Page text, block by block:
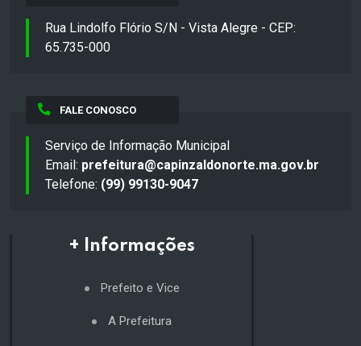
Rua Lindolfo Flório S/N - Vista Alegre - CEP:
65.735-000
FALE CONOSCO
Serviço de Informação Municipal
Email: prefeitura@capinzaldonorte.ma.gov.br
Telefone: (99) 99130-9047
+ Informações
Prefeito e Vice
A Prefeitura